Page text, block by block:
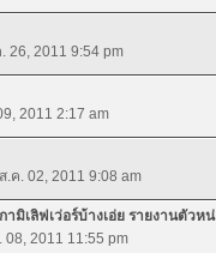
26, 2011 9:54 pm
2011 2:17 am
.ค. 02, 2011 9:08 am
มิเลิฟเว่อร์บ้างเอ่ย รายงานตัวหน่
08, 2011 11:55 pm